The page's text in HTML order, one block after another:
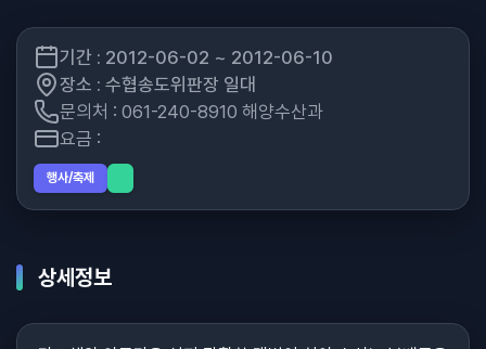
기간 : 2012-06-02 ~ 2012-06-10
장소 : 수협송도위판장 일대
문의처 : 061-240-8910 해양수산과
요금 :
행사/축제
상세정보